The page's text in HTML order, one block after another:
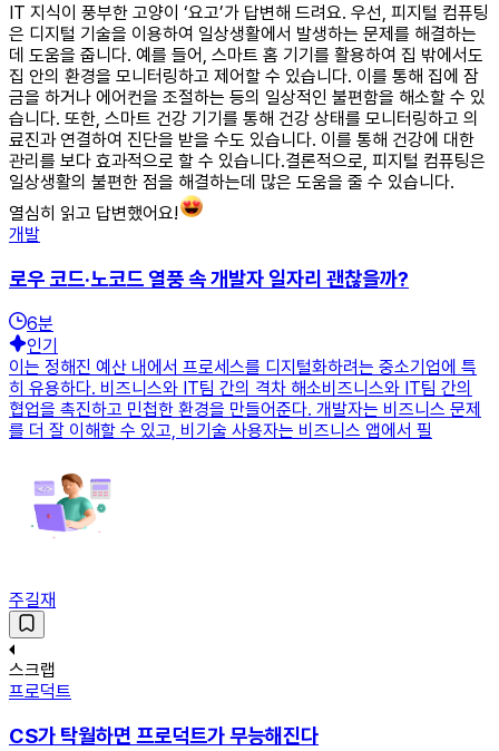
IT 지식이 풍부한 고양이 ‘요고’가 답변해 드려요. 우선, 피지털 컴퓨팅
은 디지털 기술을 이용하여 일상생활에서 발생하는 문제를 해결하는
데 도움을 줍니다. 예를 들어, 스마트 홈 기기를 활용하여 집 밖에서도
집 안의 환경을 모니터링하고 제어할 수 있습니다. 이를 통해 집에 잠
금을 하거나 에어컨을 조절하는 등의 일상적인 불편함을 해소할 수 있
습니다. 또한, 스마트 건강 기기를 통해 건강 상태를 모니터링하고 의
료진과 연결하여 진단을 받을 수도 있습니다. 이를 통해 건강에 대한
관리를 보다 효과적으로 할 수 있습니다.결론적으로, 피지털 컴퓨팅은
일상생활의 불편한 점을 해결하는데 많은 도움을 줄 수 있습니다.
열심히 읽고 답변했어요!
개발
로우 코드·노코드 열풍 속 개발자 일자리 괜찮을까?
6분
인기
이는 정해진 예산 내에서 프로세스를 디지털화하려는 중소기업에 특
히 유용하다. 비즈니스와 IT팀 간의 격차 해소비즈니스와 IT팀 간의
협업을 촉진하고 민첩한 환경을 만들어준다. 개발자는 비즈니스 문제
를 더 잘 이해할 수 있고, 비기술 사용자는 비즈니스 앱에서 필
주길재
스크랩
프로덕트
CS가 탁월하면 프로덕트가 무능해진다